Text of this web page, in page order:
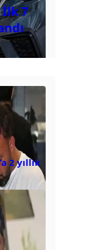
7
2 yıllık